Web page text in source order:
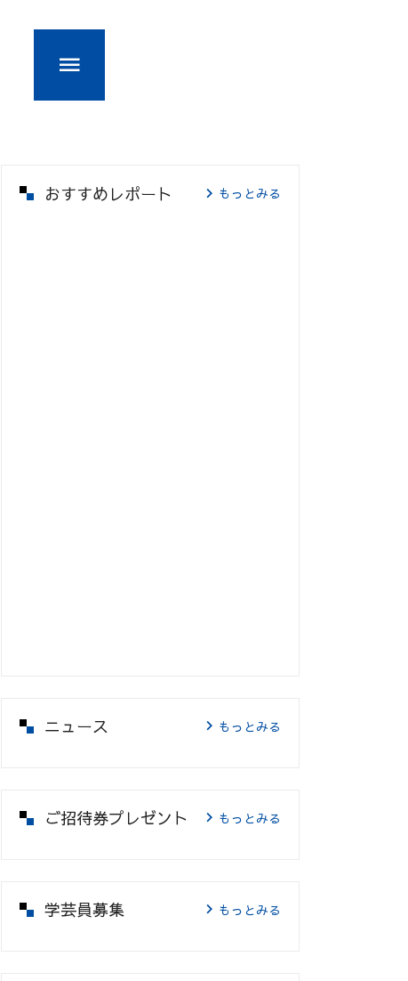
おすすめレポート もっとみる
ニュース もっとみる
ご招待券プレゼント もっとみる
学芸員募集 もっとみる